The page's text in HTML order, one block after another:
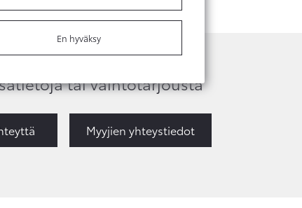
tai vaihtotarjousta
Myyjien yhteystiedot
En hyväksy